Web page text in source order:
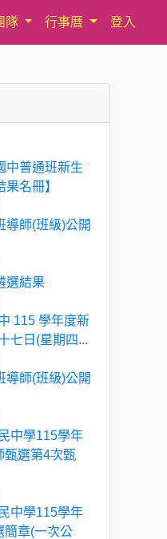
隊 行事曆 登入
中普通班新生
果名冊】
導師(班級)公開
選結果
115 學年度新
七日(星期四...
導師(班級)公開
中學115學年
甄選第4次甄
中學115學年
簡章(一次公